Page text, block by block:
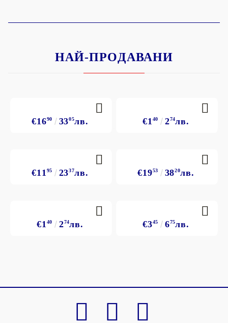
НАЙ-ПРОДАВАНИ
€1690 3305лв. €1 40 274лв.
€11 95 2337лв. €1953 3820лв.
€1 40 274лв. €345 675лв.